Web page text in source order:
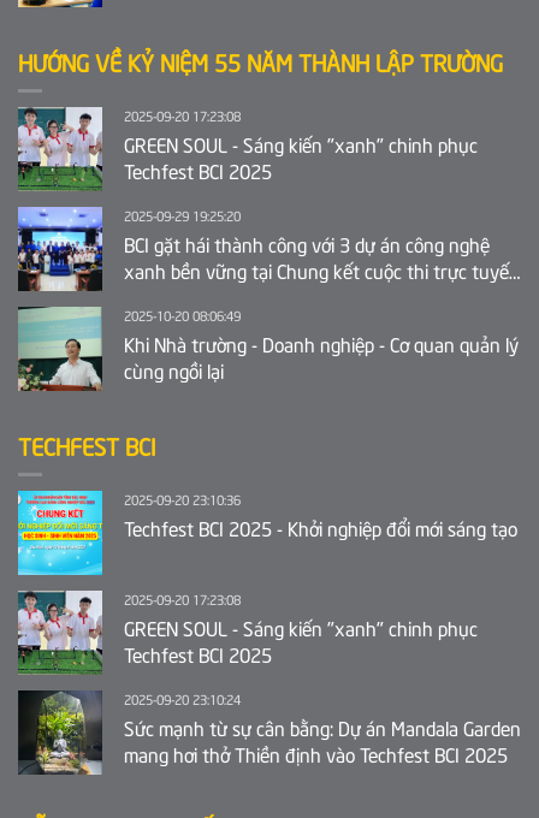
HƯỚNG VỀ KỶ NIỆM 55 NĂM THÀNH LẬP TRƯỜNG
2025-09-20 17:23:08
GREEN SOUL - Sáng kiến "xanh" chinh phục
Techfest BCI 2025
2025-09-29 19:25:20
BCI gặt hái thành công với 3 dự án công nghệ
xanh bền vững tại Chung kết cuộc thi trực tuyến
2025-10-20 08:06:49
Khi Nhà trường - Doanh nghiệp - Cơ quan quản lý
cùng ngồi lại
TECHFEST BCI
2025-09-20 23:10:36
Techfest BCI 2025 - Khởi nghiệp đổi mới sáng tạo
2025-09-20 17:23:08
GREEN SOUL - Sáng kiến "xanh" chinh phục
Techfest BCI 2025
2025-09-20 23:10:24
Sức mạnh từ sự cân bằng: Dự án Mandala Garden
mang hơi thở Thiền định vào Techfest BCI 2025